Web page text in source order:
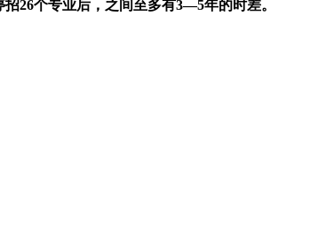
26个专业后，之间至多有3—5年的时差。